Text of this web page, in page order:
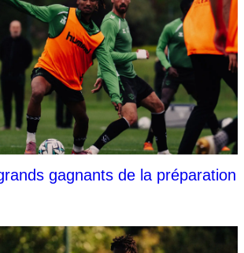
gagnants de la préparation